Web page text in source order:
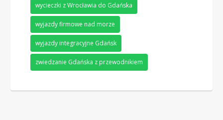
wycieczki z Wrocławia do Gdańska
wyjazdy firmowe nad morze
wyjazdy integracyjne Gdańsk
zwiedzanie Gdańska z przewodnikiem